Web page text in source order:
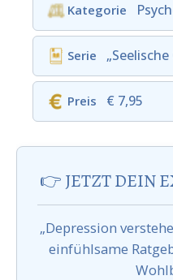
Kategorie
Serie
Preis € 7,95
👉 JETZT DEIN
„Depression
einfühlsame